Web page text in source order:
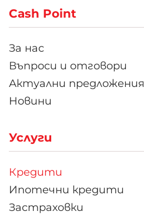
Cash Point
За нас
Въпроси и отговори
Актуални предложения
Новини
Услуги
Кредити
Ипотечни кредити
Застраховки